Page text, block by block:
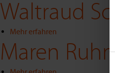
Alexander
Schneiders
Waltraud
Mehr erfahren
Waltraud
Schneiders
Maren